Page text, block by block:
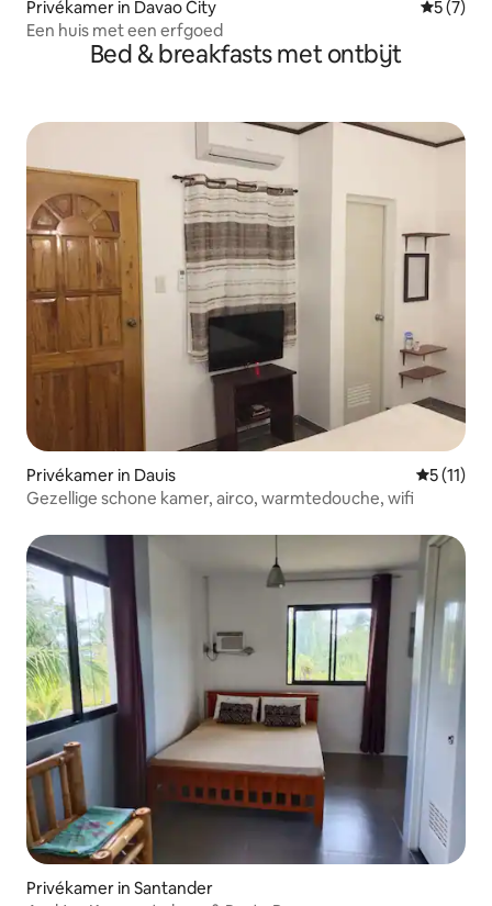
Privékamer in Davao City
5 (7)
Een huis met een erfgoed
Bed & breakfasts met ontbijt
Privékamer in Dauis
5 (11)
Gezellige schone kamer, airco, warmtedouche, wifi
Privékamer in Santander